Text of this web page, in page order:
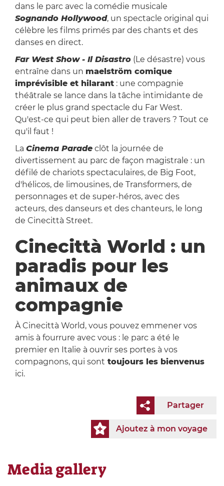
dans le parc avec la comédie musicale
Sognando Hollywood, un spectacle original qui
célèbre les films primés par des chants et des
danses en direct.
Far West Show - Il Disastro(Le désastre) vous
entraîne dans un maelström comique
imprévisible et hilarant: une compagnie
théâtrale se lance dans la tâche intimidante de
créer le plus grand spectacle du Far West.
Qu'est-ce qui peut bien aller de travers ? Tout ce
qu'il faut !
La Cinema Paradeclôt la journée de
divertissement au parc de façon magistrale : un
défilé de chariots spectaculaires, de Big Foot,
d'hélicos, de limousines, de Transformers, de
personnages et de super-héros, avec des
acteurs, des danseurs et des chanteurs, le long
de Cinecittà Street.
Cinecittà World : un
paradis pour les
animaux de
compagnie
À Cinecittà World, vous pouvez emmener vos
amis à fourrure avec vous : le parc a été le
premier en Italie à ouvrir ses portes à vos
compagnons, qui sont toujours les bienvenus
ici.
Partager
Ajoutez à mon voyage
Media gallery